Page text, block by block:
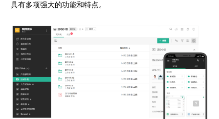
具有多项强大的功能和特点。